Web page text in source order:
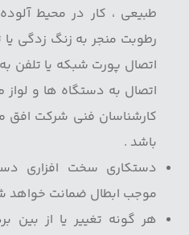
طبیعی ، کار در محیط
رطوبت منجر به زنگ زدگی
اتصال پورت شبکه یا تلفن
اتصال به دستگاه ها و
کارشناسان فنی شرکت
باشد .
دستکاری سخت افزاری
موجب ابطال ضمانت خواهد
هر گونه تغییر یا از بین